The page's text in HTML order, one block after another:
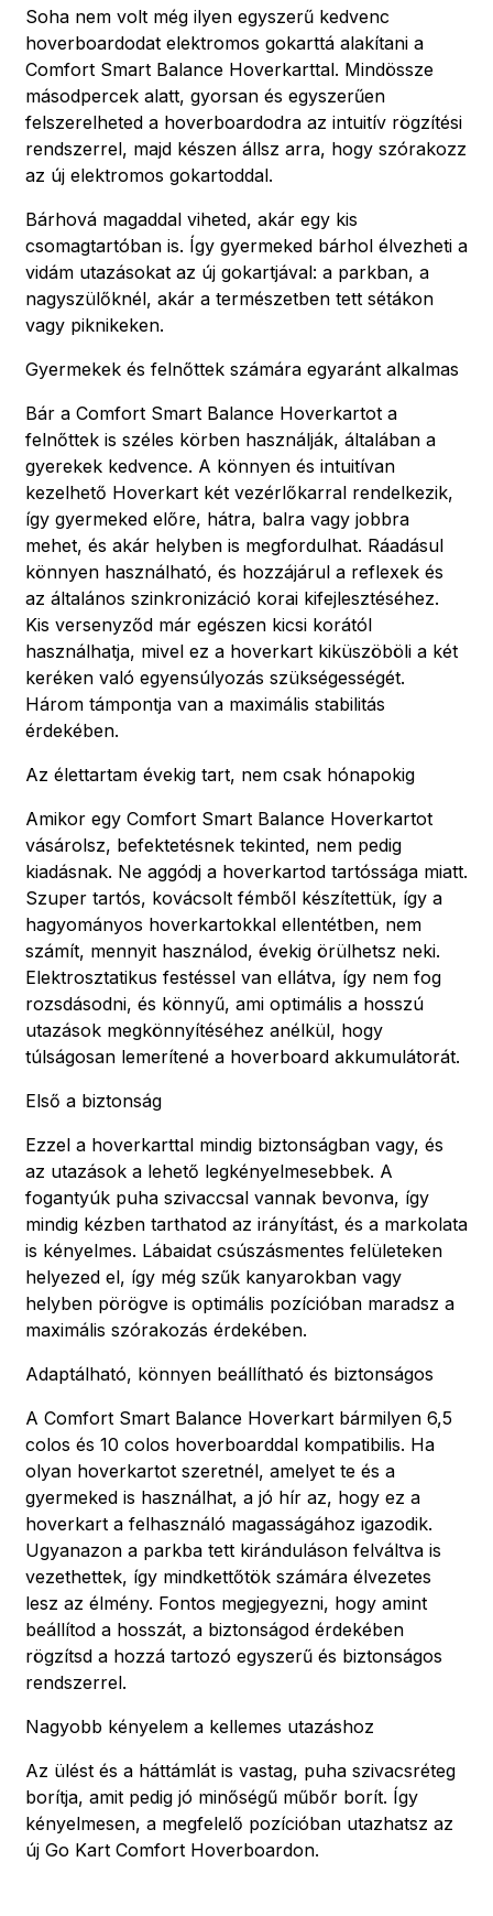
Soha nem volt még ilyen egyszerű kedvenc
hoverboardodat elektromos gokarttá alakítani a
Comfort Smart Balance Hoverkarttal. Mindössze
másodpercek alatt, gyorsan és egyszerűen
felszerelheted a hoverboardodra az intuitív rögzítési
rendszerrel, majd készen állsz arra, hogy szórakozz
az új elektromos gokartoddal.
Bárhová magaddal viheted, akár egy kis
csomagtartóban is. Így gyermeked bárhol élvezheti a
vidám utazásokat az új gokartjával: a parkban, a
nagyszülőknél, akár a természetben tett sétákon
vagy piknikeken.
Gyermekek és felnőttek számára egyaránt alkalmas
Bár a Comfort Smart Balance Hoverkartot a
felnőttek is széles körben használják, általában a
gyerekek kedvence. A könnyen és intuitívan
kezelhető Hoverkart két vezérlőkarral rendelkezik,
így gyermeked előre, hátra, balra vagy jobbra
mehet, és akár helyben is megfordulhat. Ráadásul
könnyen használható, és hozzájárul a reflexek és
az általános szinkronizáció korai kifejlesztéséhez.
Kis versenyződ már egészen kicsi korától
használhatja, mivel ez a hoverkart kiküszöböli a két
keréken való egyensúlyozás szükségességét.
Három támpontja van a maximális stabilitás
érdekében.
Az élettartam évekig tart, nem csak hónapokig
Amikor egy Comfort Smart Balance Hoverkartot
vásárolsz, befektetésnek tekinted, nem pedig
kiadásnak. Ne aggódj a hoverkartod tartóssága miatt.
Szuper tartós, kovácsolt fémből készítettük, így a
hagyományos hoverkartokkal ellentétben, nem
számít, mennyit használod, évekig örülhetsz neki.
Elektrosztatikus festéssel van ellátva, így nem fog
rozsdásodni, és könnyű, ami optimális a hosszú
utazások megkönnyítéséhez anélkül, hogy
túlságosan lemerítené a hoverboard akkumulátorát.
Első a biztonság
Ezzel a hoverkarttal mindig biztonságban vagy, és
az utazások a lehető legkényelmesebbek. A
fogantyúk puha szivaccsal vannak bevonva, így
mindig kézben tarthatod az irányítást, és a markolata
is kényelmes. Lábaidat csúszásmentes felületeken
helyezed el, így még szűk kanyarokban vagy
helyben pörögve is optimális pozícióban maradsz a
maximális szórakozás érdekében.
Adaptálható, könnyen beállítható és biztonságos
A Comfort Smart Balance Hoverkart bármilyen 6,5
colos és 10 colos hoverboarddal kompatibilis. Ha
olyan hoverkartot szeretnél, amelyet te és a
gyermeked is használhat, a jó hír az, hogy ez a
hoverkart a felhasználó magasságához igazodik.
Ugyanazon a parkba tett kiránduláson felváltva is
vezethettek, így mindkettőtök számára élvezetes
lesz az élmény. Fontos megjegyezni, hogy amint
beállítod a hosszát, a biztonságod érdekében
rögzítsd a hozzá tartozó egyszerű és biztonságos
rendszerrel.
Nagyobb kényelem a kellemes utazáshoz
Az ülést és a háttámlát is vastag, puha szivacsréteg
borítja, amit pedig jó minőségű műbőr borít. Így
kényelmesen, a megfelelő pozícióban utazhatsz az
új Go Kart Comfort Hoverboardon.